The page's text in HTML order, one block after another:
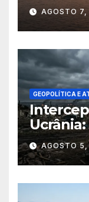
AGOSTO
GEOPOLÍTICA E
AGOSTO